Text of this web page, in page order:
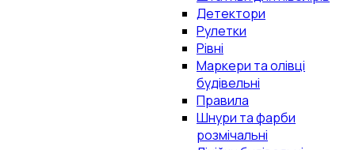
Детектори
Рулетки
Рівні
Маркери та олівці
будівельні
Правила
Шнури та фарби
розмічальні